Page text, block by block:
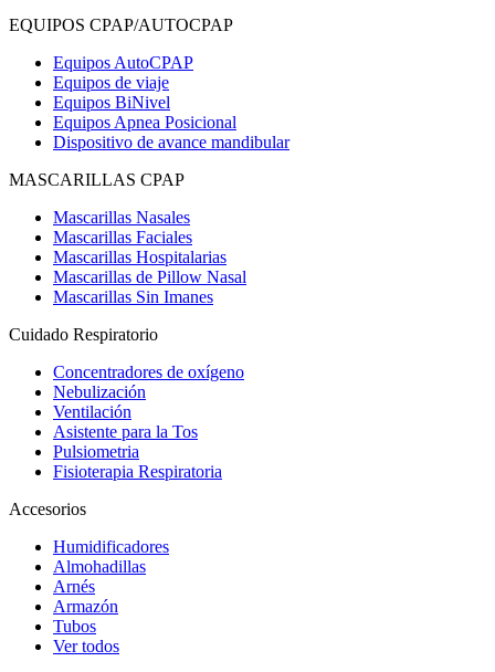
EQUIPOS CPAP/AUTOCPAP
Equipos AutoCPAP
Equipos de viaje
Equipos BiNivel
Equipos Apnea Posicional
Dispositivo de avance mandibular
MASCARILLAS CPAP
Mascarillas Nasales
Mascarillas Faciales
Mascarillas Hospitalarias
Mascarillas de Pillow Nasal
Mascarillas Sin Imanes
Cuidado Respiratorio
Concentradores de oxígeno
Nebulización
Ventilación
Asistente para la Tos
Pulsiometria
Fisioterapia Respiratoria
Accesorios
Humidificadores
Almohadillas
Arnés
Armazón
Tubos
Ver todos